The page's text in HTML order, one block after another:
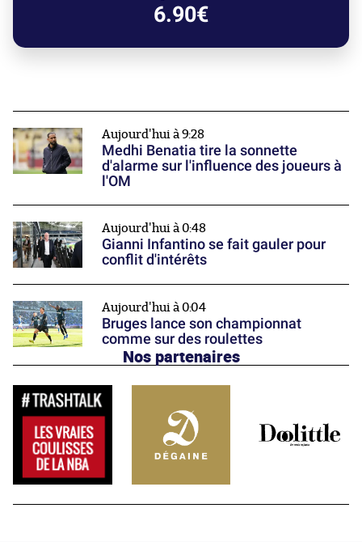
6.90€
Aujourd'hui à 9:28
Medhi Benatia tire la sonnette
d'alarme sur l'influence des joueurs à
l'OM
Aujourd'hui à 0:48
Gianni Infantino se fait gauler pour
conflit d'intérêts
Aujourd'hui à 0:04
Bruges lance son championnat
comme sur des roulettes
Nos partenaires